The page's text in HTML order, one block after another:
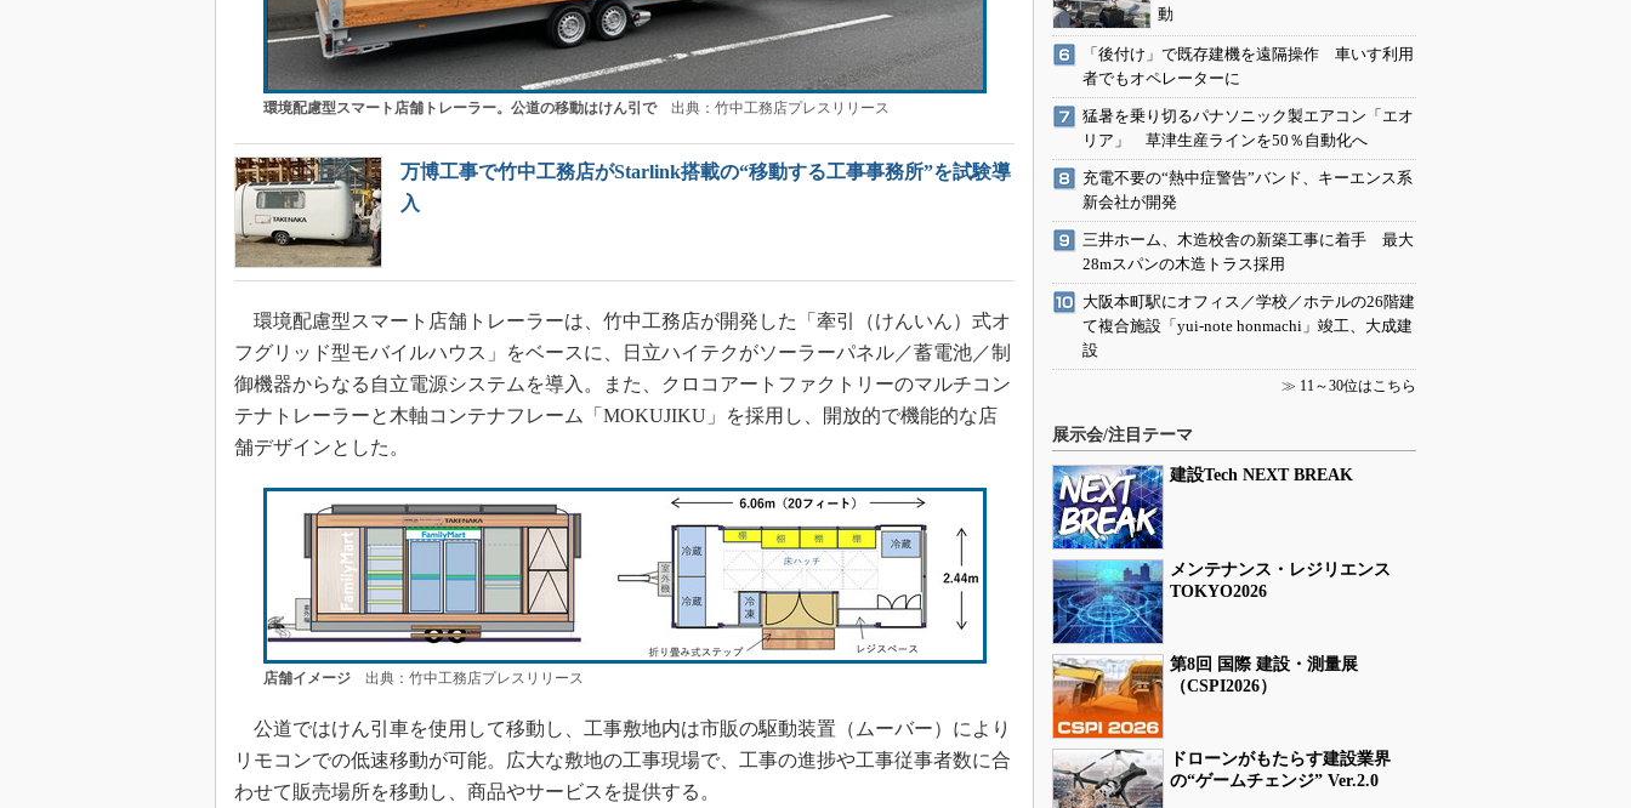
環境配慮型スマート店舗トレーラー。公道の移動はけん引で出典：竹中工務店プレスリリース
万博工事で竹中工務店がStarlink搭載の“移動する工事事務所”を試験導
入
環境配慮型スマート店舗トレーラーは、竹中工務店が開発した「牽引（けんいん）式オ
フグリッド型モバイルハウス」をベースに、日立ハイテクがソーラーパネル／蓄電池／制
御機器からなる自立電源システムを導入。また、クロコアートファクトリーのマルチコン
テナトレーラーと木軸コンテナフレーム「MOKUJIKU」を採用し、開放的で機能的な店
舗デザインとした。
店舗イメージ出典：竹中工務店プレスリリース
公道ではけん引車を使用して移動し、工事敷地内は市販の駆動装置（ムーバー）により
リモコンでの低速移動が可能。広大な敷地の工事現場で、工事の進捗や工事従事者数に合
わせて販売場所を移動し、商品やサービスを提供する。
動
「後付け」で既存建機を遠隔操作 車いす利用
者でもオペレーターに
猛暑を乗り切るパナソニック製エアコン「エオ
リア」 草津生産ラインを50％自動化へ
充電不要の“熱中症警告”バンド、キーエンス系
新会社が開発
三井ホーム、木造校舎の新築工事に着手 最大
28mスパンの木造トラス採用
大阪本町駅にオフィス／学校／ホテルの26階建
て複合施設「yui-note honmachi」竣工、大成建
設
≫ 11～30位はこちら
展示会/注目テーマ
建設Tech NEXT BREAK
メンテナンス・レジリエンス
TOKYO2026
第8回 国際 建設・測量展
（CSPI2026）
ドローンがもたらす建設業界
の“ゲームチェンジ” Ver.2.0